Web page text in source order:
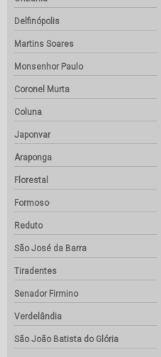
Delfinópolis
Martins Soares
Monsenhor Paulo
Coronel Murta
Coluna
Japonvar
Araponga
Florestal
Formoso
Reduto
São José da Barra
Tiradentes
Senador Firmino
Verdelândia
São João Batista do Glória